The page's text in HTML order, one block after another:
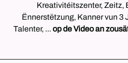
Kreativitéitszenter, Zeitz,
Ënnerstëtzung, Kanner vun 3
Talenter, ... op de Video an